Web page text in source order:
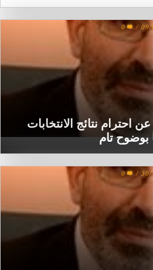
احترام نتائج الانتخابات
بوضوح تام
09/
/
0
30/
/
0